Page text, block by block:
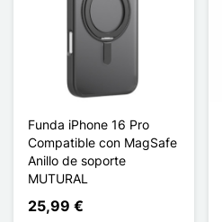
Funda iPhone 16 Pro
Compatible con MagSafe
Anillo de soporte
MUTURAL
25,99 €